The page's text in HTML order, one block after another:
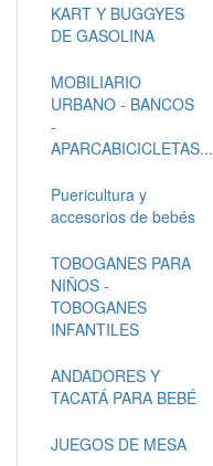
KART Y BUGGYES
DE GASOLINA
MOBILIARIO
URBANO - BANCOS
-
APARCABICICLETAS...
Puericultura y
accesorios de bebés
TOBOGANES PARA
NIÑOS -
TOBOGANES
INFANTILES
ANDADORES Y
TACATÁ PARA BEBÉ
JUEGOS DE MESA